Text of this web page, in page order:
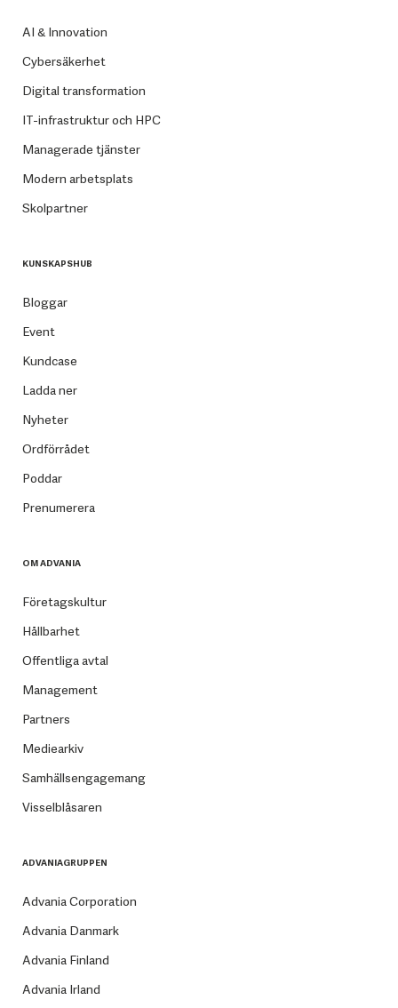
AI & Innovation
Cybersäkerhet
Digital transformation
IT-infrastruktur och HPC
Managerade tjänster
Modern arbetsplats
Skolpartner
KUNSKAPSHUB
Bloggar
Event
Kundcase
Ladda ner
Nyheter
Ordförrådet
Poddar
Prenumerera
OM ADVANIA
Företagskultur
Hållbarhet
Offentliga avtal
Management
Partners
Mediearkiv
Samhällsengagemang
Visselblåsaren
ADVANIAGRUPPEN
Advania Corporation
Advania Danmark
Advania Finland
Advania Irland